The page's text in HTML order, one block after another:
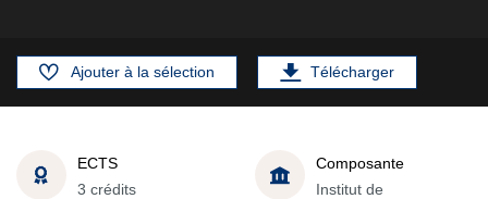
Ajouter à la sélection Télécharger
ECTS
3 crédits
Composante
Institut de